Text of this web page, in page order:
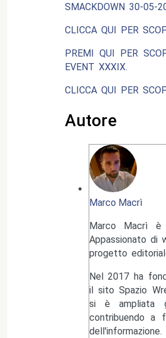
SMACKDOWN 30-05-
CLICCA QUI PER
PREMI QUI PER
EVENT XXXIX.
CLICCA QUI PER
Autore
Marco Macrì
Marco Macrì è
Appassionato di
progetto
Nel 2017 ha
il sito Spazio
si è ampliata
contribuendo a
dell'informazione.